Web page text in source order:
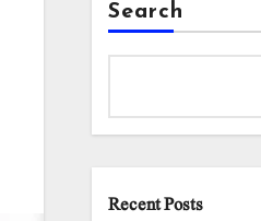
Search
Recent Posts